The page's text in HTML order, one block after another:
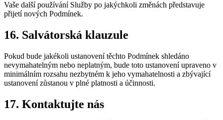
Vaše další používání Služby po jakýchkoli změnách představuje
přijetí nových Podmínek.
16. Salvátorská klauzule
Pokud bude jakékoli ustanovení těchto Podmínek shledáno
nevymahatelným nebo neplatným, bude toto ustanovení upraveno v
minimálním rozsahu nezbytném k jeho vymahatelnosti a zbývající
ustanovení zůstanou v plné platnosti a účinnosti.
17. Kontaktujte nás